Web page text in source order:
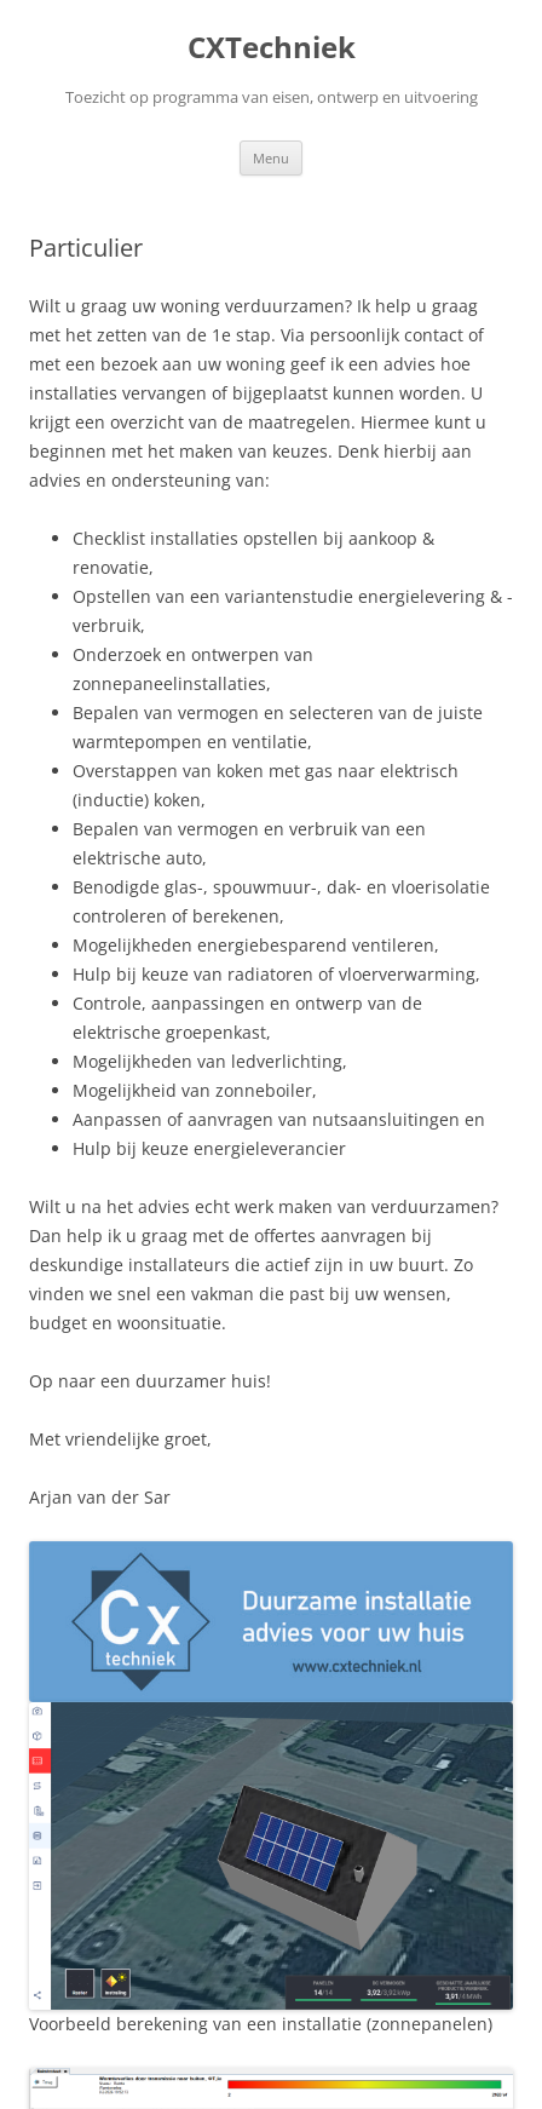
CXTechniek
Toezicht op programma van eisen, ontwerp en uitvoering
Menu
Particulier
Wilt u graag uw woning verduurzamen? Ik help u graag
met het zetten van de 1e stap. Via persoonlijk contact of
met een bezoek aan uw woning geef ik een advies hoe
installaties vervangen of bijgeplaatst kunnen worden. U
krijgt een overzicht van de maatregelen. Hiermee kunt u
beginnen met het maken van keuzes. Denk hierbij aan
advies en ondersteuning van:
Checklist installaties opstellen bij aankoop &
renovatie,
Opstellen van een variantenstudie energielevering & -
verbruik,
Onderzoek en ontwerpen van
zonnepaneelinstallaties,
Bepalen van vermogen en selecteren van de juiste
warmtepompen en ventilatie,
Overstappen van koken met gas naar elektrisch
(inductie) koken,
Bepalen van vermogen en verbruik van een
elektrische auto,
Benodigde glas-, spouwmuur-, dak- en vloerisolatie
controleren of berekenen,
Mogelijkheden energiebesparend ventileren,
Hulp bij keuze van radiatoren of vloerverwarming,
Controle, aanpassingen en ontwerp van de
elektrische groepenkast,
Mogelijkheden van ledverlichting,
Mogelijkheid van zonneboiler,
Aanpassen of aanvragen van nutsaansluitingen en
Hulp bij keuze energieleverancier
Wilt u na het advies echt werk maken van verduurzamen?
Dan help ik u graag met de offertes aanvragen bij
deskundige installateurs die actief zijn in uw buurt. Zo
vinden we snel een vakman die past bij uw wensen,
budget en woonsituatie.
Op naar een duurzamer huis!
Met vriendelijke groet,
Arjan van der Sar
Voorbeeld berekening van een installatie (zonnepanelen)